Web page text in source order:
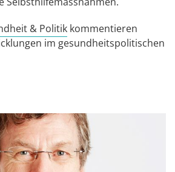
& Politik kommentieren
im gesundheitspolitischen